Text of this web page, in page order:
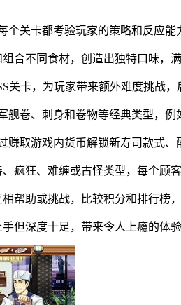
个关卡都考验玩家的策略和反应
合不同食材，创造出独特口味，
关卡，为玩家带来额外难度挑战，
舰卷、刺身和卷物等经典类型，
赚取游戏内货币解锁新寿司款式
疯狂、难缠或古怪类型，每个顾
帮助或挑战，比较积分和排行榜
但深度十足，带来令人上瘾的体验